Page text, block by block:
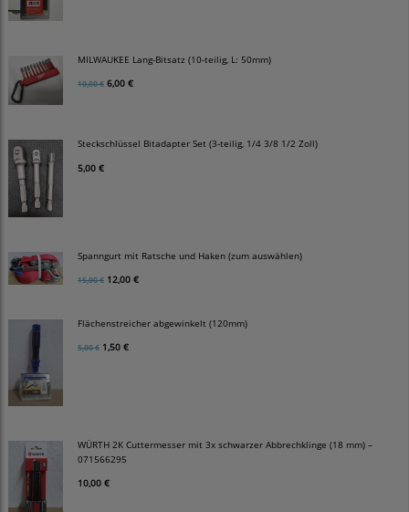
MILWAUKEE Lang-Bitsatz (10-teilig, L: 50mm)
10,00 € 6,00 €
Steckschlüssel Bitadapter Set (3-teilig, 1/4 3/8 1/2 Zoll)
5,00 €
Spanngurt mit Ratsche und Haken (zum auswählen)
15,00 € 12,00 €
Flächenstreicher abgewinkelt (120mm)
5,00 € 1,50 €
WÜRTH 2K Cuttermesser mit 3x schwarzer Abbrechklinge (18 mm) –
071566295
10,00 €